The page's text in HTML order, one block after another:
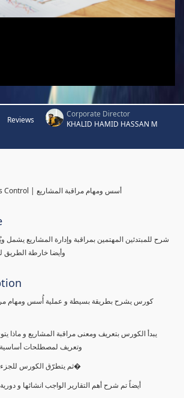
Reviews
Corporate Director
KHALID HAMID HASSAN M
Foundations of Projects Control | أسس ومهام مراقبة المشاريع
شرح للمبتدئين المهتمين بمراقبة وإدارة المشاريع
وأيضا خارطة الطريق
كورس يشرح بطريقة بسيطة و عملية أُسس ومهام
يبدأ الكورس بتعريف ومعنى مراقبة المشاريع و ماذا
وتعريف لمصطلحات
ثم يتطرّق الكورس للجزء الأساسي و هوا شرح لمها�
أيضاً تم شرح أهم التقارير الواجب انشائها و